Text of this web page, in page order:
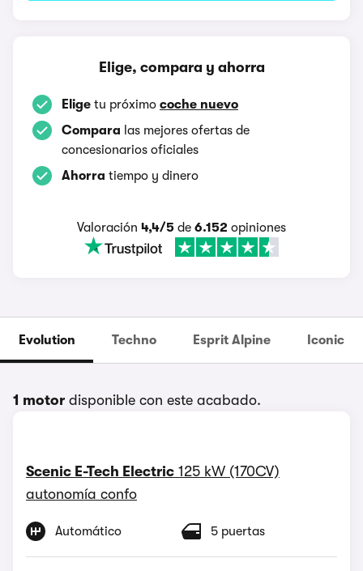
Elige, compara y ahorra
Elige tu próximo coche nuevo
Compara las mejores ofertas de
concesionarios oficiales
Ahorra tiempo y dinero
Valoración 4,4/5 de 6.152 opiniones
Evolution Techno Esprit Alpine Iconic
1 motor disponible con este acabado.
Scenic E-Tech Electric 125 kW (170CV)
autonomía confo
Automático 5 puertas